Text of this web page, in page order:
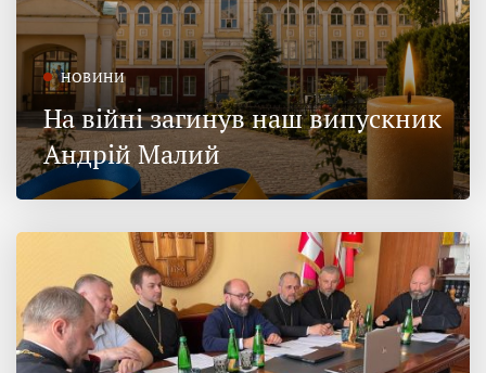
НОВИНИ
На війні загинув наш випускник
Андрій Малий